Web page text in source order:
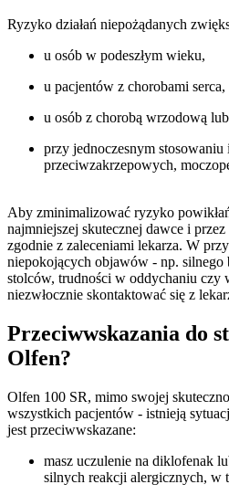
Ryzyko działań niepożądanych
u osób w podeszłym wieku,
u pacjentów z chorobami
u osób z chorobą wrzodową
przy jednoczesnym
przeciwzakrzepowych,
Aby zminimalizować ryzyko
najmniejszej skutecznej dawce i
zgodnie z zaleceniami lekarza. W
niepokojących objawów - np. silnego
stolców, trudności w oddychaniu czy
niezwłocznie skontaktować się z
Przeciwwskazania do
Olfen?
Olfen 100 SR, mimo swojej
wszystkich pacjentów - istnieją
jest przeciwwskazane:
masz uczulenie na diklofenak
silnych reakcji alergicznych, w